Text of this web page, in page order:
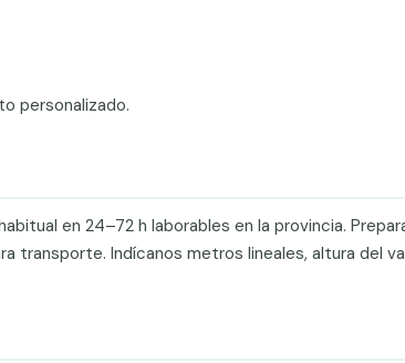
personalizado.
en 24–72 h laborables en la provincia.
transporte. Indícanos metros lineales, altura del